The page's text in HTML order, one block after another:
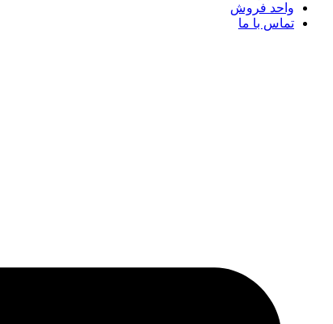
واحد فروش
تماس با ما